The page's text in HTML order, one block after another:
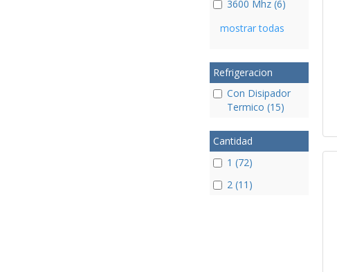
3600 Mhz (6)
mostrar todas
Refrigeracion
Con Disipador
Termico (15)
Cantidad
1 (72)
2 (11)